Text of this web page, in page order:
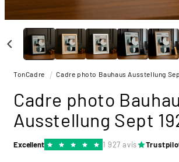
média
fenêtre
TonCadre Cadre photo Bauhaus Ausstellung
Cadre photo
Ausstellung Sept
Excellent 1 927 avis